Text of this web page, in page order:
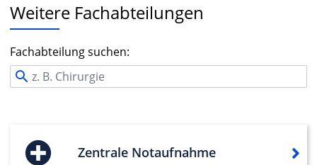
Weitere Fachabteilungen
Fachabteilung suchen:
Zentrale Notaufnahme